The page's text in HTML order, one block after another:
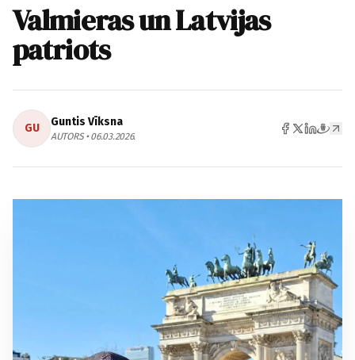
Valmieras un Latvijas
patriots
GU Guntis Vīksna
AUTORS • 06.03.2026.